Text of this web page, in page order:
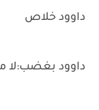
داوود خلاص
داوود بغضب:لا